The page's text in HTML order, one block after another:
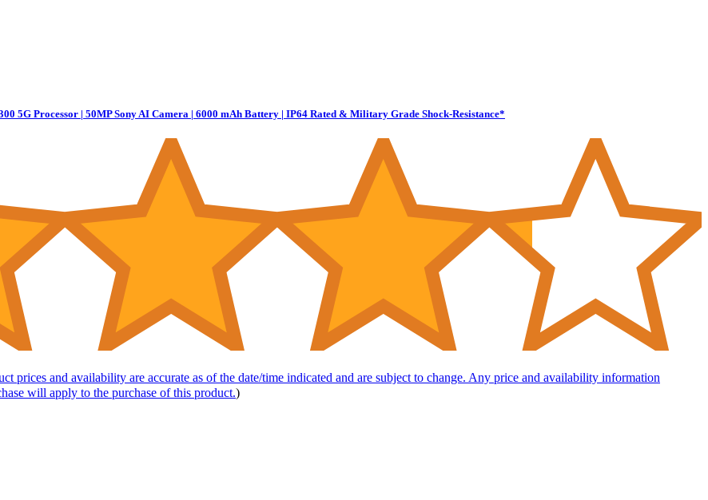
5G Processor | 50MP Sony AI Camera | 6000 mAh Battery | IP64 Rated & Military Grade Shock-Resistance*
prices and availability are accurate as of the date/time indicated and are subject to change. Any price and availability information
will apply to the purchase of this product.)